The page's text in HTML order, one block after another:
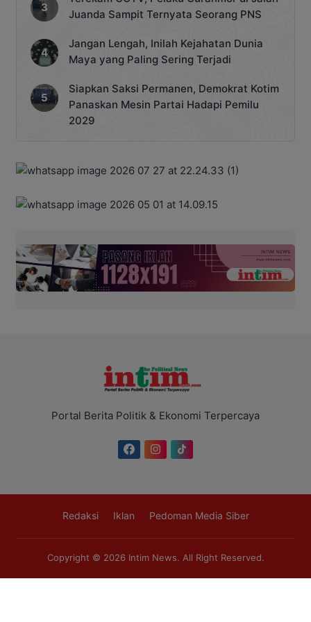
Juanda Sampit Ternyata Seorang PNS
Jangan Lengah, Inilah Kejahatan Dunia
Maya yang Paling Sering Terjadi
Siapkan Saksi Permanen, Demokrat Kotim
Panaskan Mesin Partai Hadapi Pemilu
2029
Portal Berita Politik & Ekonomi Terpercaya
Redaksi Iklan Pedoman Media Siber
Copyright © 2026 Intim News. All Right Reserved.